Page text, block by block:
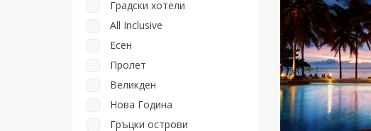
Градски хотели
All Inclusive
Есен
Пролет
Великден
Нова Година
Гръцки острови